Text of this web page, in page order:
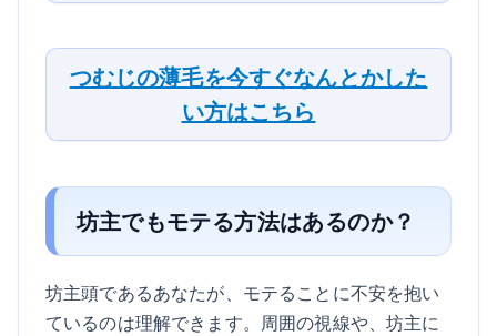
つむじの薄毛を今すぐなんとかした
い方はこちら
坊主でもモテる方法はあるのか？
坊主頭であるあなたが、モテることに不安を抱い
ているのは理解できます。周囲の視線や、坊主に